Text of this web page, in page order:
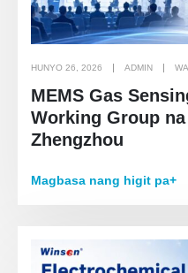
HUNYO 26, 2026 ADMIN
MEMS Gas
Working Group
Zhengzhou
Magbasa nang higit pa+